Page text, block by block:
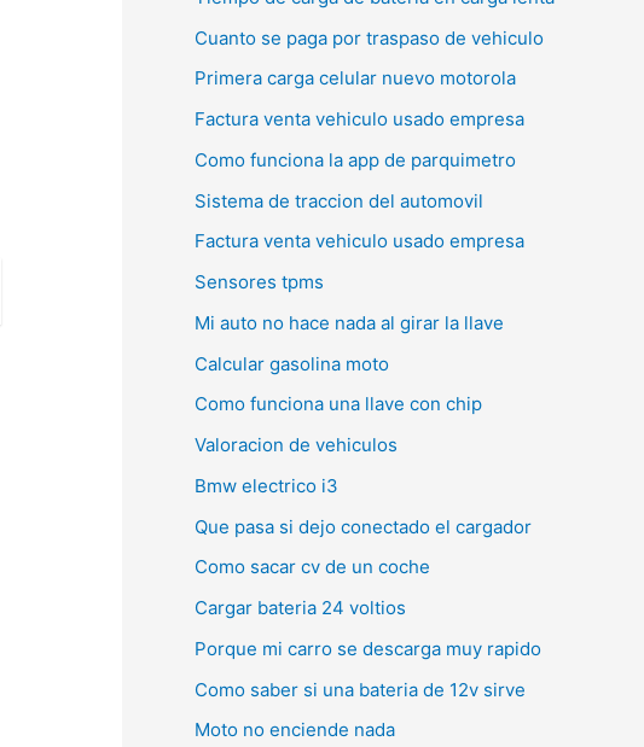
Cuanto se paga por traspaso de vehiculo
Primera carga celular nuevo motorola
Factura venta vehiculo usado empresa
Como funciona la app de parquimetro
Sistema de traccion del automovil
Factura venta vehiculo usado empresa
Sensores tpms
Mi auto no hace nada al girar la llave
Calcular gasolina moto
Como funciona una llave con chip
Valoracion de vehiculos
Bmw electrico i3
Que pasa si dejo conectado el cargador
Como sacar cv de un coche
Cargar bateria 24 voltios
Porque mi carro se descarga muy rapido
Como saber si una bateria de 12v sirve
Moto no enciende nada